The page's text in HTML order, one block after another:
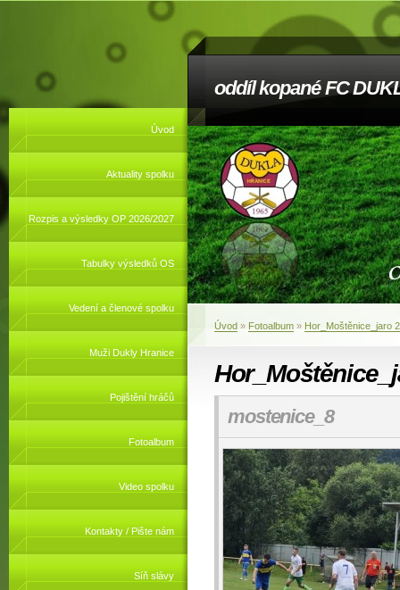
oddíl kopané FC
Úvod
Aktuality spolku
Rozpis a výsledky OP 2026/2027
Tabulky výsledků OS
Vedení a členové spolku
Muži Dukly Hranice
Pojištění hráčů
Fotoalbum
Video spolku
Kontakty / Pište nám
Síň slávy
Úvod » Fotoalbum » Hor_Moštěnice_jaro
mostenice_8